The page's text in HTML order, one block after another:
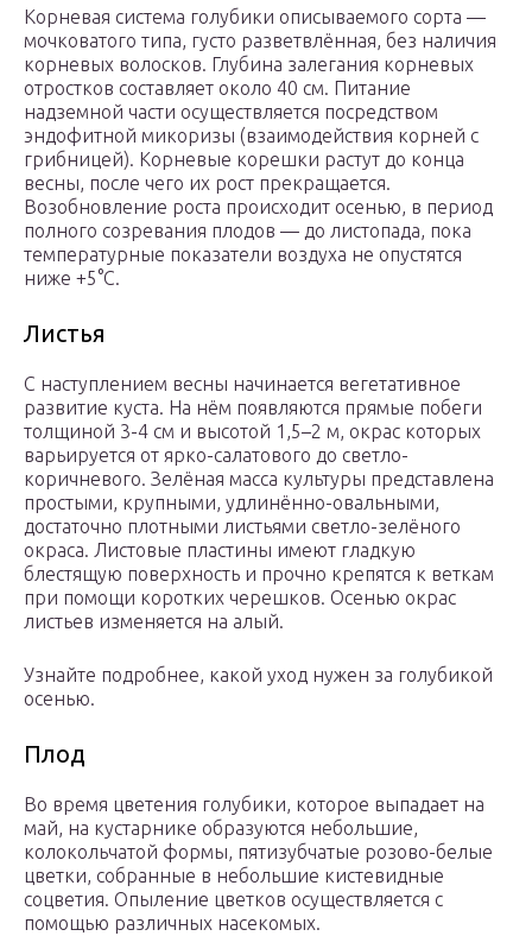
Корневая система голубики описываемого сорта —
мочковатого типа, густо разветвлённая, без наличия
корневых волосков. Глубина залегания корневых
отростков составляет около 40 см. Питание
надземной части осуществляется посредством
эндофитной микоризы (взаимодействия корней с
грибницей). Корневые корешки растут до конца
весны, после чего их рост прекращается.
Возобновление роста происходит осенью, в период
полного созревания плодов — до листопада, пока
температурные показатели воздуха не опустятся
ниже +5°С.
Листья
С наступлением весны начинается вегетативное
развитие куста. На нём появляются прямые побеги
толщиной 3-4 см и высотой 1,5–2 м, окрас которых
варьируется от ярко-салатового до светло-
коричневого. Зелёная масса культуры представлена
простыми, крупными, удлинённо-овальными,
достаточно плотными листьями светло-зелёного
окраса. Листовые пластины имеют гладкую
блестящую поверхность и прочно крепятся к веткам
при помощи коротких черешков. Осенью окрас
листьев изменяется на алый.
Узнайте подробнее, какой уход нужен за голубикой
осенью.
Плод
Во время цветения голубики, которое выпадает на
май, на кустарнике образуются небольшие,
колокольчатой формы, пятизубчатые розово-белые
цветки, собранные в небольшие кистевидные
соцветия. Опыление цветков осуществляется с
помощью различных насекомых.